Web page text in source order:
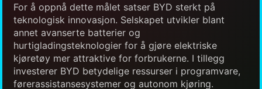
For å oppnå dette målet satser BYD sterkt på
teknologisk innovasjon. Selskapet utvikler blant
annet avanserte batterier og
hurtigladingsteknologier for å gjøre elektriske
kjøretøy mer attraktive for forbrukerne. I tillegg
investerer BYD betydelige ressurser i programvare,
førerassistansesystemer og autonom kjøring.